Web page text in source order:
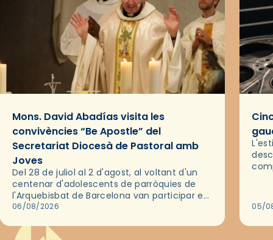
Mons. David Abadías visita les
convivències “Be Apostle” del
Secretariat Diocesà de Pastoral amb
Joves
Del 28 de juliol al 2 d'agost, al voltant d'un
centenar d'adolescents de parròquies de
l'Arquebisbat de Barcelona van participar en
les convivències Be Apostle, organitzades
06/08/2026 05/